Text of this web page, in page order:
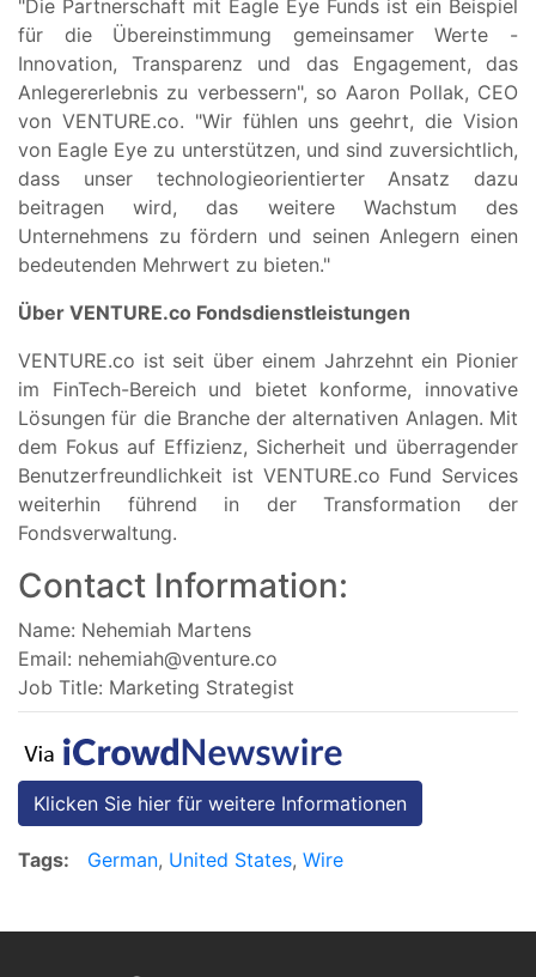
"Die Partnerschaft mit Eagle Eye Funds ist ein Beispiel
für die Übereinstimmung gemeinsamer Werte -
Innovation, Transparenz und das Engagement, das
Anlegererlebnis zu verbessern", so Aaron Pollak, CEO
von VENTURE.co. "Wir fühlen uns geehrt, die Vision
von Eagle Eye zu unterstützen, und sind zuversichtlich,
dass unser technologieorientierter Ansatz dazu
beitragen wird, das weitere Wachstum des
Unternehmens zu fördern und seinen Anlegern einen
bedeutenden Mehrwert zu bieten."
Über VENTURE.co Fondsdienstleistungen
VENTURE.co ist seit über einem Jahrzehnt ein Pionier
im FinTech-Bereich und bietet konforme, innovative
Lösungen für die Branche der alternativen Anlagen. Mit
dem Fokus auf Effizienz, Sicherheit und überragender
Benutzerfreundlichkeit ist VENTURE.co Fund Services
weiterhin führend in der Transformation der
Fondsverwaltung.
Contact Information:
Name: Nehemiah Martens
Email: nehemiah@venture.co
Job Title: Marketing Strategist
Klicken Sie hier für weitere Informationen
Tags: German, United States, Wire